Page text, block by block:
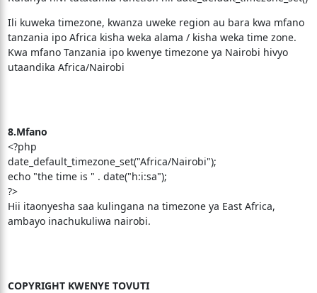
Ili kuweka timezone, kwanza uweke region au bara kwa mfano
tanzania ipo Africa kisha weka alama / kisha weka time zone.
Kwa mfano Tanzania ipo kwenye timezone ya Nairobi hivyo
utaandika Africa/Nairobi
8.Mfano
<?php
date_default_timezone_set("Africa/Nairobi");
echo "the time is " . date("h:i:sa");
?>
Hii itaonyesha saa kulingana na timezone ya East Africa,
ambayo inachukuliwa nairobi.
COPYRIGHT KWENYE TOVUTI